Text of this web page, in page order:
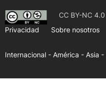
CC BY-NC 4.0
Privacidad
Sobre nosotros
Internacional - América - Asia -